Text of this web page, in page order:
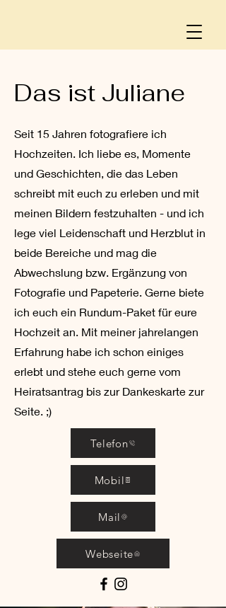
Das ist Juliane
Seit 15 Jahren fotografiere ich
Hochzeiten. Ich liebe es, Momente
und Geschichten, die das Leben
schreibt mit euch zu erleben und mit
meinen Bildern festzuhalten - und ich
lege viel Leidenschaft und Herzblut in
beide Bereiche und mag die
Abwechslung bzw. Ergänzung von
Fotografie und Papeterie. Gerne biete
ich euch ein Rundum-Paket für eure
Hochzeit an. Mit meiner jahrelangen
Erfahrung habe ich schon einiges
erlebt und stehe euch gerne vom
Heiratsantrag bis zur Dankeskarte zur
Seite. ;)
Telefon
Mobil
Mail
Webseite